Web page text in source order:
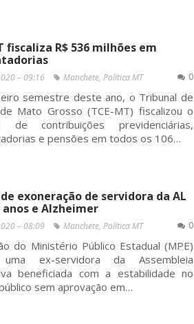
fiscaliza R$ 536 milhões em
– 09:16 Manchete, Política MT 0
semestre deste ano, o Tribunal de
Mato Grosso (TCE-MT) fiscalizou o
de contribuições previdenciárias,
e pensões em todos os 106…
exoneração de servidora da AL
anos e Alzheimer
– 08:09 Manchete, Política MT 0
do Ministério Público Estadual (MPE)
ex-servidora da Assembleia
beneficiada com a estabilidade no
sem aprovação em…